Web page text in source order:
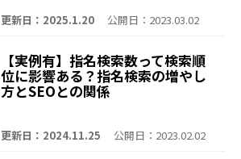
更新日：2025.1.20 公開日：2023.03.02
【実例有】指名検索数って検索順
位に影響ある？指名検索の増やし
方とSEOとの関係
更新日：2024.11.25 公開日：2023.02.02